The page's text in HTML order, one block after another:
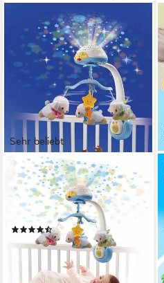
Sehr beliebt
VTECH®
Mobile VTechBaby,
Schäfchen-Mobile, mit Licht-
und Soundeffekten
(274)
ab 39,00 € UVP44,99 €
lieferbar - in 1-2 Werktagen bei dir